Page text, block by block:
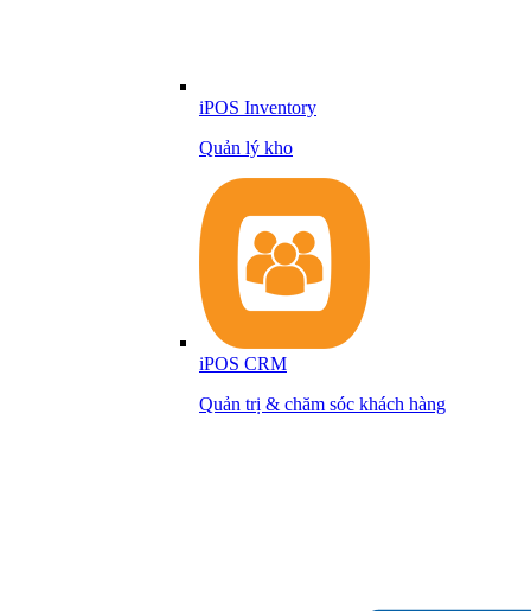
iPOS Inventory
Quản lý kho
iPOS CRM
Quản trị & chăm sóc khách hàng